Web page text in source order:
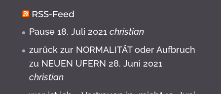
RSS-Feed
Pause 18. Juli 2021 christian
zurück zur NORMALITÄT oder Aufbruch
zu NEUEN UFERN 28. Juni 2021
christian